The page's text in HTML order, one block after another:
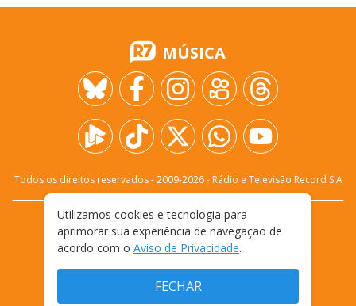
MÚSICA
Todos os direitos reservados - 2009-2026- Rádio e Televisão Record S.A
FALE CONOSCO
PRIVACIDADE
TERMOS E CONDIÇÕES DE USO
Utilizamos cookies e tecnologia para
aprimorar sua experiência de navegação de
acordo com o Aviso de Privacidade.
FECHAR